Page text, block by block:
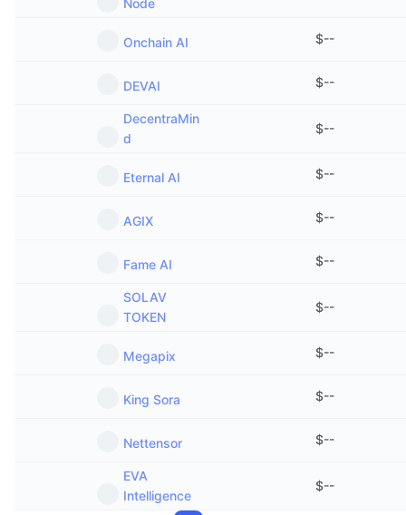
Node
Onchain AI $--
DEVAI $--
DecentraMin
d
$--
Eternal AI $--
AGIX $--
Fame AI $--
SOLAV
TOKEN
$--
Megapix $--
King Sora $--
Nettensor $--
EVA
Intelligence
$--